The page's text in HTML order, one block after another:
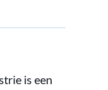
is een